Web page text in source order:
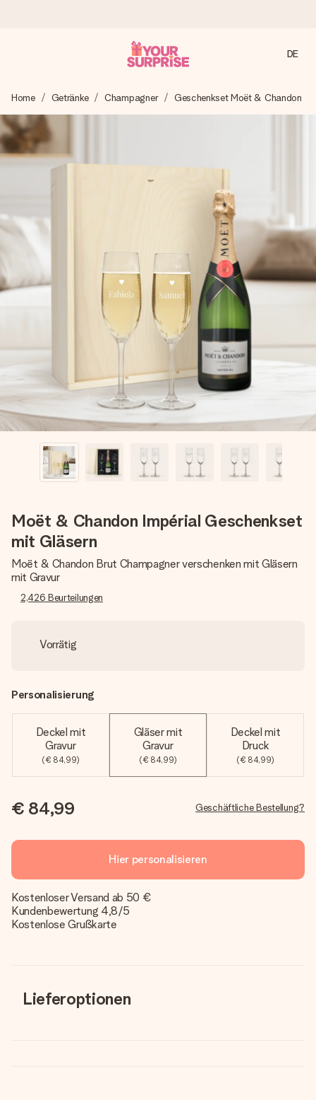
Wir bereiten dein Geschenk sorgfältig vor und schicken es
blitzschnell – damit du es genau zum richtigen Zeitpunkt
überreichen kannst, wenn es am meisten zählt.
4,8 (basierend auf +15.000 Bewertungen)
Unsere Geschenke begeistern. Kunden bewerten uns mit
4,8 bei Google Reviews (Gesamtergebnis aller Länder, in
die wir versenden).
Mit Liebe gemacht, im Handumdrehen
Erstelle etwas Einzigartiges in wenigen Schritten – mit
ihrem Namen, deinem Foto oder einer Nachricht von
Herzen. Kein Stress, nur pure Liebe für den perfekten
DE
Home Getränke Champagner Geschenkset Moët & Chandon
Moët & Chandon Impérial Geschenkset
mit Gläsern
Moët & Chandon Brut Champagner verschenken mit Gläsern
mit Gravur
2,426 Beurteilungen
Vorrätig
Personalisierung
Deckel mit
Gravur
(€ 84,99)
Gläser mit
Gravur
(€ 84,99)
Deckel mit
Druck
(€ 84,99)
€ 84,99 Geschäftliche Bestellung?
Hier personalisieren
Kostenloser Versand ab 50 €
Kundenbewertung 4,8/5
Kostenlose Grußkarte
Lieferoptionen